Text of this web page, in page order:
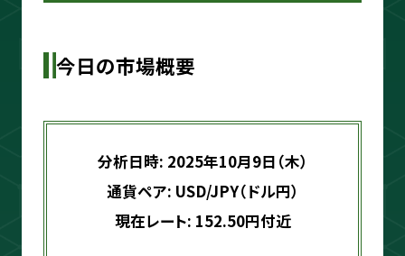
プロフィールをもっと見る
相場分析
今日の市場概要
分析日時: 2025年10月9日（木）
通貨ペア: USD/JPY（ドル円）
現在レート: 152.50円付近